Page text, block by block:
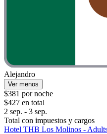
Alejandro
Ver menos
$381 por noche
$427 en total
2 sep. - 3 sep.
Total con impuestos y cargos
Hotel THB Los Molinos -